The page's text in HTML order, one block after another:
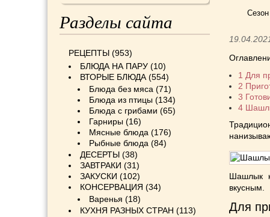
1 Для
2
3
4
Шашлык
вкусным.
Для
Разделы сайта
РЕЦЕПТЫ (953)
БЛЮДА НА ПАРУ (10)
ВТОРЫЕ БЛЮДА (554)
Блюда без мяса (71)
Блюда из птицы (134)
Блюда с грибами (65)
Гарниры (16)
Мясные блюда (176)
Рыбные блюда (84)
ДЕСЕРТЫ (38)
ЗАВТРАКИ (31)
ЗАКУСКИ (102)
КОНСЕРВАЦИЯ (34)
Варенья (18)
КУХНЯ РАЗНЫХ СТРАН (113)